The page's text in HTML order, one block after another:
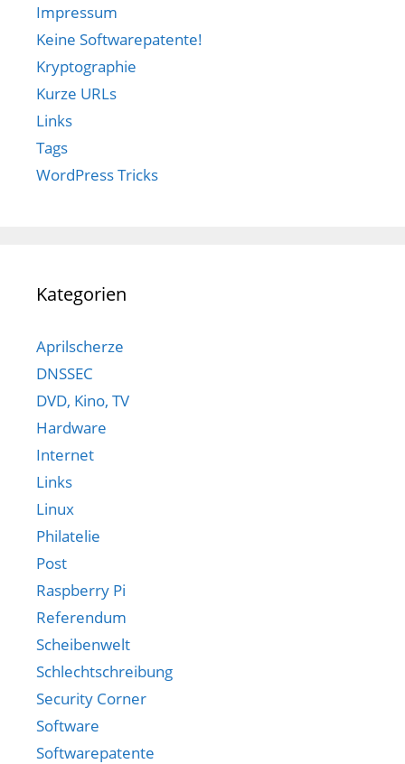
Impressum
Keine Softwarepatente!
Kryptographie
Kurze URLs
Links
Tags
WordPress Tricks
Kategorien
Aprilscherze
DNSSEC
DVD, Kino, TV
Hardware
Internet
Links
Linux
Philatelie
Post
Raspberry Pi
Referendum
Scheibenwelt
Schlechtschreibung
Security Corner
Software
Softwarepatente